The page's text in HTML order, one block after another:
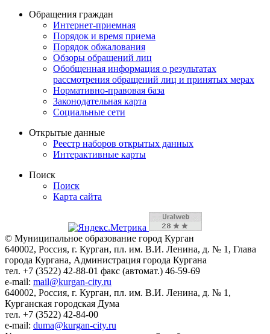
Обращения граждан
Интернет-приемная
Порядок и время приема
Порядок обжалования
Обзоры обращений лиц
Обобщенная информация о результатах
рассмотрения обращений лиц и принятых мерах
Нормативно-правовая база
Законодательная карта
Социальные сети
Открытые данные
Реестр наборов открытых данных
Интерактивные карты
Поиск
Поиск
Карта сайта
© Муниципальное образование город Курган
640002, Россия, г. Курган, пл. им. В.И. Ленина, д. № 1, Глава
города Кургана, Администрация города Кургана
тел. +7 (3522) 42-88-01 факс (автомат.) 46-59-69
e-mail: mail@kurgan-city.ru
640002, Россия, г. Курган, пл. им. В.И. Ленина, д. № 1,
Курганская городская Дума
тел. +7 (3522) 42-84-00
e-mail: duma@kurgan-city.ru